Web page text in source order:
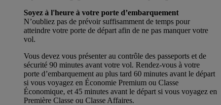
Soyez à l'heure à votre porte d’embarquement
N’oubliez pas de prévoir suffisamment de temps pour
atteindre votre porte de départ afin de ne pas manquer votre
vol.
Vous devez vous présenter au contrôle des passeports et de
sécurité 90 minutes avant votre vol. Rendez-vous à votre
porte d’embarquement au plus tard 60 minutes avant le départ
si vous voyagez en Économie Premium ou Classe
Économique, et 45 minutes avant le départ si vous voyagez en
Première Classe ou Classe Affaires.